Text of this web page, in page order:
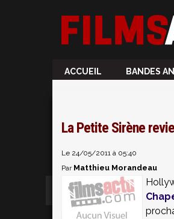
ACCUEIL BANDES
La Petite Sirène
Le 24/05/2011 à 05:40
Par Matthieu Morandeau